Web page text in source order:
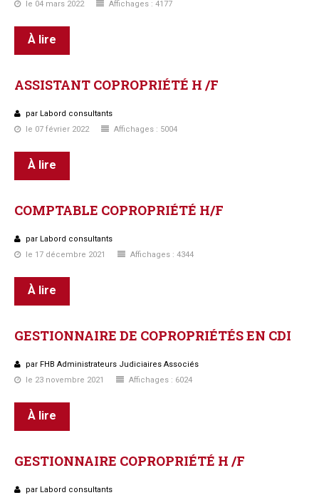
le 04 mars 2022 Affichages : 4177
À lire
ASSISTANT COPROPRIÉTÉ H /F
par Labord consultants
le 07 février 2022
Affichages : 5004
À lire
COMPTABLE COPROPRIÉTÉ H/F
par Labord consultants
le 17 décembre 2021
Affichages : 4344
À lire
GESTIONNAIRE DE COPROPRIÉTÉSEN CDI
par FHB Administrateurs Judiciaires Associés
le 23 novembre 2021
Affichages : 6024
À lire
GESTIONNAIRE COPROPRIÉTÉ H /F
par Labord consultants